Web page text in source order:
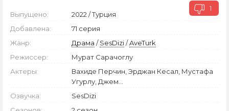
1
Выпущено:
2022 / Турция
Добавлена:
71 серия
Жанр:
Драма /SesDizi/AveTurk
Режиссер:
Мурат Сарачоглу
Актеры:
Вахиде Перчин, Эрджан Кесал, Мустафа
Угурлу, Джем...
Озвучка:
SesDizi